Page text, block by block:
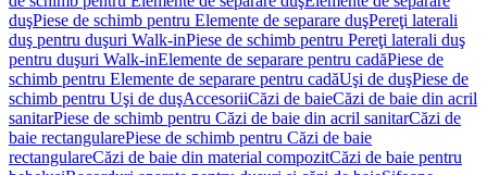
duşPiese de schimb pentru Elemente de separare duşPereţi laterali
duş pentru duşuri Walk-inPiese de schimb pentru Pereţi laterali duş
pentru duşuri Walk-inElemente de separare pentru cadăPiese de
schimb pentru Elemente de separare pentru cadăUşi de duşPiese de
schimb pentru Uşi de duşAccesoriiCăzi de baieCăzi de baie din acril
sanitarPiese de schimb pentru Căzi de baie din acril sanitarCăzi de
baie rectangularePiese de schimb pentru Căzi de baie
rectangulareCăzi de baie din material compozitCăzi de baie pentru